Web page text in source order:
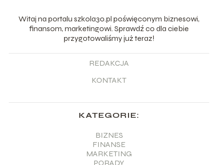
Witaj na portalu szkola30.pl poświęconym biznesowi,
finansom, marketingowi. Sprawdź co dla ciebie
przygotowaliśmy już teraz!
REDAKCJA
KONTAKT
KATEGORIE:
BIZNES
FINANSE
MARKETING
PORADY